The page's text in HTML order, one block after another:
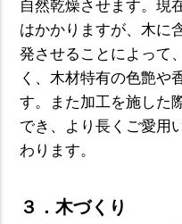
自然乾燥させます。現
はかかりますが、木に
発させることによって
く、木材特有の色艶や
す。また加工を施した
でき、より長くご愛用
わります。
３．木づくり